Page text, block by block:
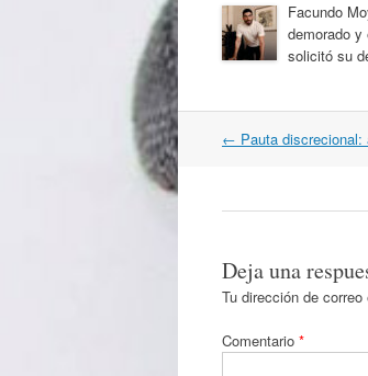
Facundo
demorado y
solicitó su
Navegación
← Pauta
Deja una
Tu dirección de
Comentario *